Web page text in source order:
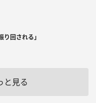
回される」
と見る